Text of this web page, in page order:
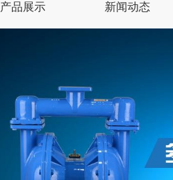
产品展示 新闻动态